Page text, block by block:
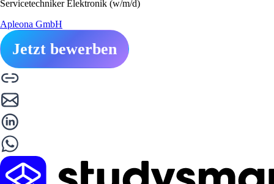
Servicetechniker Elektronik (w/m/d)
Apleona GmbH
Jetzt bewerben